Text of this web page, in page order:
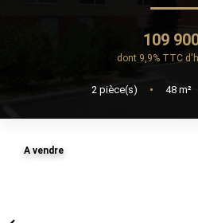
109
dont 9,9% TTC
2 pièce(s) • 48 m²
A vendre